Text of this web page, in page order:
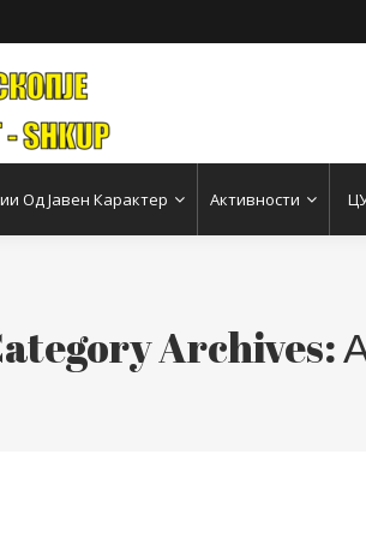
Од Јавен Карактер Активности
Archives: